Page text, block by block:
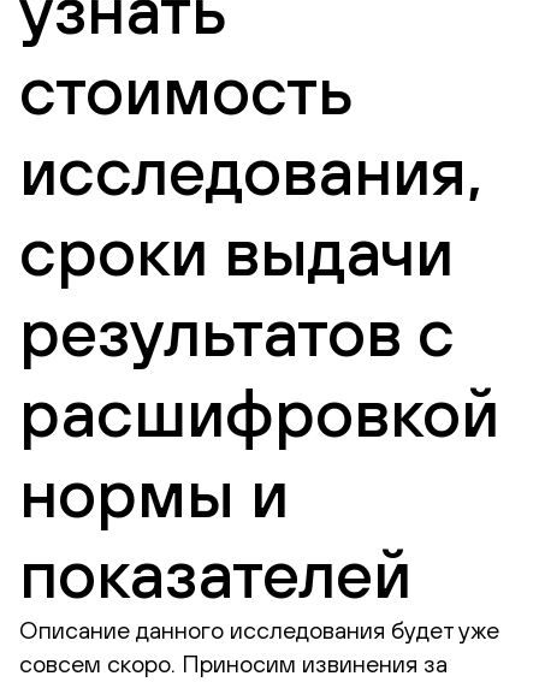
стоимость
исследования,
сроки выдачи
результатов с
расшифровкой
нормы и
показателей
Описание данного исследования будет уже
совсем скоро. Приносим извинения за